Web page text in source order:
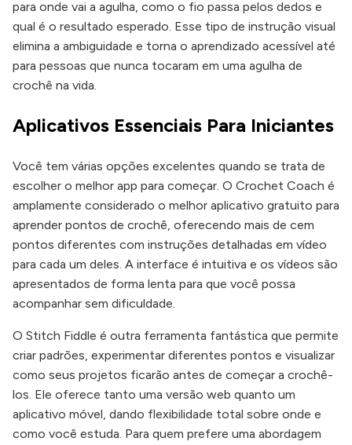
para onde vai a agulha, como o fio passa pelos dedos e
qual é o resultado esperado. Esse tipo de instrução visual
elimina a ambiguidade e torna o aprendizado acessível até
para pessoas que nunca tocaram em uma agulha de
crochê na vida.
Aplicativos Essenciais Para Iniciantes
Você tem várias opções excelentes quando se trata de
escolher o melhor app para começar. O Crochet Coach é
amplamente considerado o melhor aplicativo gratuito para
aprender pontos de crochê, oferecendo mais de cem
pontos diferentes com instruções detalhadas em vídeo
para cada um deles. A interface é intuitiva e os vídeos são
apresentados de forma lenta para que você possa
acompanhar sem dificuldade.
O Stitch Fiddle é outra ferramenta fantástica que permite
criar padrões, experimentar diferentes pontos e visualizar
como seus projetos ficarão antes de começar a crochê-
los. Ele oferece tanto uma versão web quanto um
aplicativo móvel, dando flexibilidade total sobre onde e
como você estuda. Para quem prefere uma abordagem